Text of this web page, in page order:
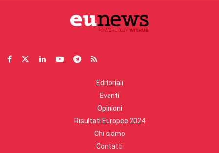
Editoriali
Eventi
Opinioni
Risultati Europee 2024
Chi siamo
Contatti